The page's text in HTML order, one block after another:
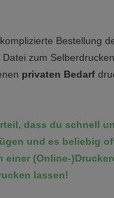
Bestellung
zum
privaten Bedarf
dass du schnell
und es beliebig
einer (Online-
lassen!